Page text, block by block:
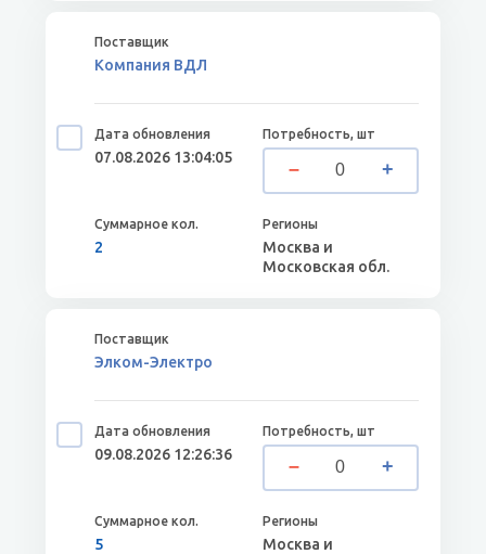
Компания ВДЛ
07.08.2026 13:04:05
2
Москва и
Московская обл.
Элком-Электро
09.08.2026 12:26:36
5
Москва и